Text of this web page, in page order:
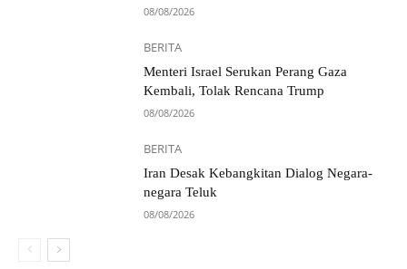
08/08/2026
BERITA
Menteri Israel Serukan Perang Gaza
Kembali, Tolak Rencana Trump
08/08/2026
BERITA
Iran Desak Kebangkitan Dialog Negara-
negara Teluk
08/08/2026